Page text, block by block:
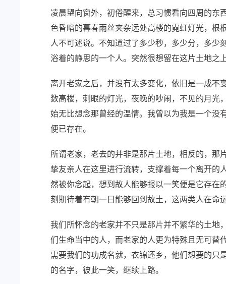
凌晨望向窗外，初倦醒来，总习惯看向四周的东
色昏暗的暮春雨丝夹杂远处高楼的霓虹灯光，根
人不可述说。不知道过了多少秒，多少分，多
浴着的静思的一个人。突然很想留在这片土地之
离开老家之后，并没有太多变化，依旧是一成不
数高楼，刺眼的灯光，夜晚的吵闹，不见的月光
始无比想念那曾经的温情。我曾以为我是一个没
便已存在。
所谓老家，老去的并非是那片土地，相反的，那
挚友亲人在这里进行流转，支撑着每一个离开的
然被你念起，想到故人能够报以一笑便是它存在
刻期待着有朝一日能够回到故土，这两类人在命
我们所怀念的老家并不只是那片并不繁华的土地
们生命当中的人，而老家的人更为特殊且无可替
需要我们的功成名就，衣锦还乡，他们想要的只
的名字，彼此一笑，继续上路。